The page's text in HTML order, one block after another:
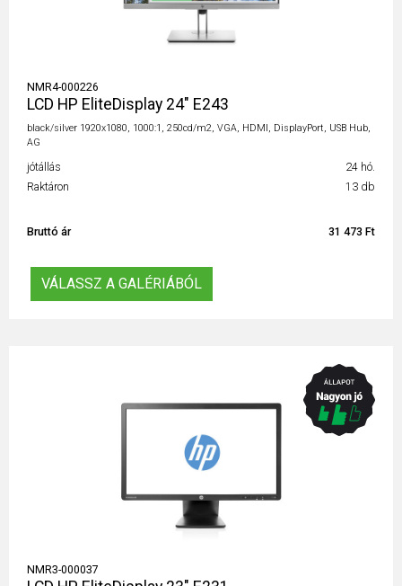
NMR4-000226
LCD HP EliteDisplay 24" E243
black/silver 1920x1080, 1000:1, 250cd/m2, VGA, HDMI, DisplayPort, USB Hub,
AG
jótállás
24 hó.
Raktáron
13 db
Bruttó ár 31 473 Ft
VÁLASSZ A GALÉRIÁBÓL
NMR3-000037